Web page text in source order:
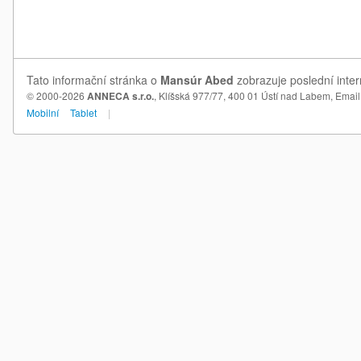
Tato informační stránka o Mansúr Abed zobrazuje poslední
© 2000-2026 ANNECA s.r.o., Klíšská 977/77, 400 01 Ústí nad Labem,
Mobilní
Tablet |